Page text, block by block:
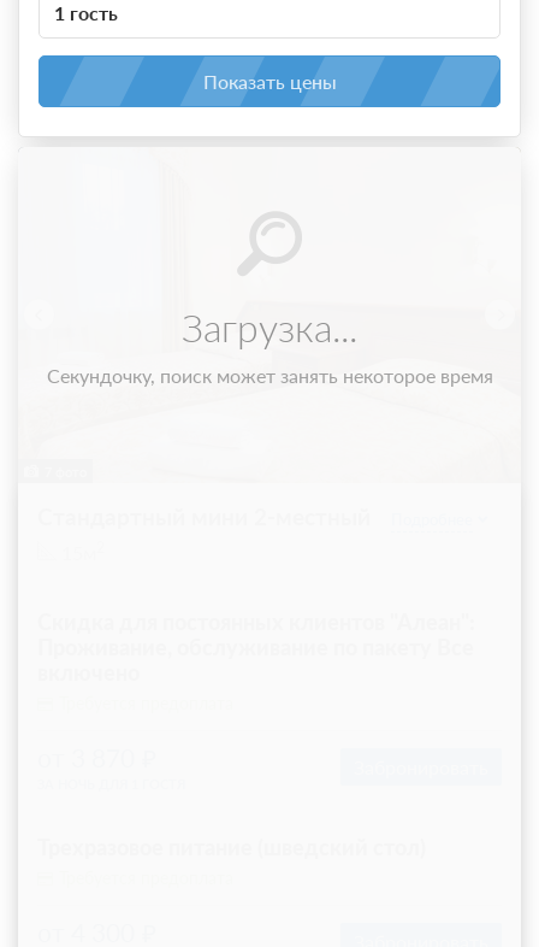
1 гость
Показать цены
Загрузка...
Секундочку, поиск может занять некоторое время